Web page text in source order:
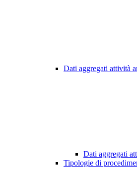
Dati aggregati attività
Dati aggregati
Tipologie di